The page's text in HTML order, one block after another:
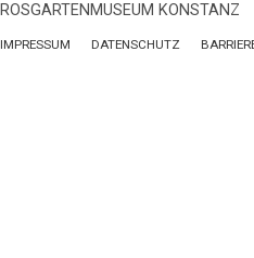
ROSGARTENMUSEUM KONSTANZ
IMPRESSUM DATENSCHUTZ